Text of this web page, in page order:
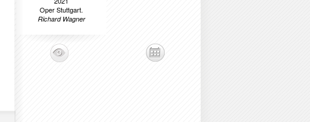
Oper Stuttgart.
Richard Wagner